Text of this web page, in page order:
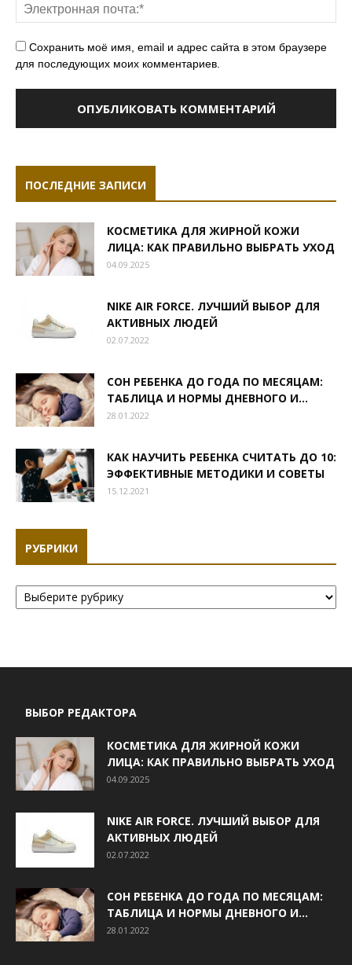
Сохранить моё имя, email и адрес сайта в этом браузере
для последующих моих комментариев.
ПОСЛЕДНИЕ ЗАПИСИ
КОСМЕТИКА ДЛЯ ЖИРНОЙ КОЖИ
ЛИЦА: КАК ПРАВИЛЬНО ВЫБРАТЬ УХОД
04.09.2025
NIKE AIR FORCE. ЛУЧШИЙ ВЫБОР ДЛЯ
АКТИВНЫХ ЛЮДЕЙ
02.07.2022
СОН РЕБЕНКА ДО ГОДА ПО МЕСЯЦАМ:
ТАБЛИЦА И НОРМЫ ДНЕВНОГО И...
28.01.2022
КАК НАУЧИТЬ РЕБЕНКА СЧИТАТЬ ДО 10:
ЭФФЕКТИВНЫЕ МЕТОДИКИ И СОВЕТЫ
15.12.2021
РУБРИКИ
Рубрики
ВЫБОР РЕДАКТОРА
КОСМЕТИКА ДЛЯ ЖИРНОЙ КОЖИ
ЛИЦА: КАК ПРАВИЛЬНО ВЫБРАТЬ УХОД
04.09.2025
NIKE AIR FORCE. ЛУЧШИЙ ВЫБОР ДЛЯ
АКТИВНЫХ ЛЮДЕЙ
02.07.2022
СОН РЕБЕНКА ДО ГОДА ПО МЕСЯЦАМ:
ТАБЛИЦА И НОРМЫ ДНЕВНОГО И...
28.01.2022